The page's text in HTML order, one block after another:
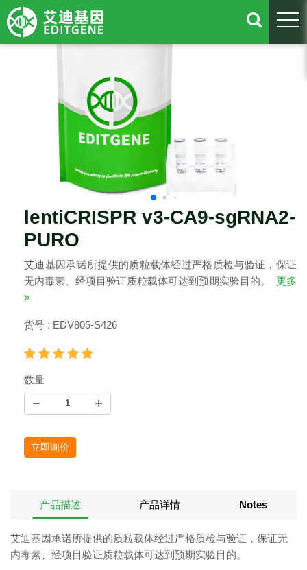
lentiCRISPR v3-CA9-sgRNA2-
PURO
艾迪基因承诺所提供的质粒载体经过严格质检与验证，保证
无内毒素、经项目验证质粒载体可达到预期实验目的。
更多
货号 : EDV805-S426
数量
立即询价
产品描述 产品详情 Notes
艾迪基因承诺所提供的质粒载体经过严格质检与验证，保证无
内毒素、经项目验证质粒载体可达到预期实验目的。